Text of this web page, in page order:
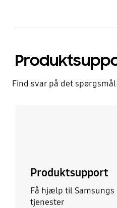
Find svar på det spørgsmål
Produktsupport
Få hjælp til Samsungs
tjenester